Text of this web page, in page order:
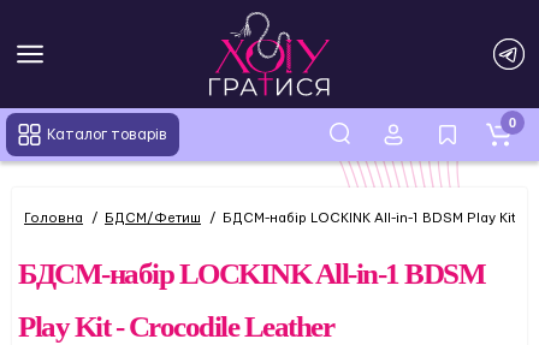
Каталог товарів
0
Головна БДСМ/Фетиш БДСМ-набір LOCKINK All-in-1 BDSM Play Kit -
БДСМ-набір LOCKINK All-in-1 BDSM
Play Kit - Crocodile Leather